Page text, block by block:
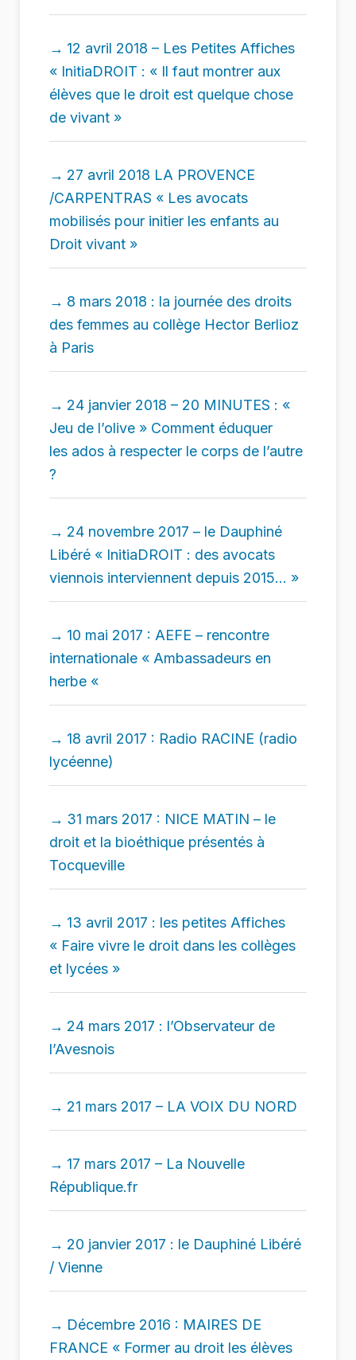
12 avril 2018 – Les Petites Affiches
« InitiaDROIT : « Il faut montrer aux
élèves que le droit est quelque chose
de vivant »
27 avril 2018 LA PROVENCE
/CARPENTRAS « Les avocats
mobilisés pour initier les enfants au
Droit vivant »
8 mars 2018 : la journée des droits
des femmes au collège Hector Berlioz
à Paris
24 janvier 2018 – 20 MINUTES : «
Jeu de l’olive » Comment éduquer
les ados à respecter le corps de l’autre
?
24 novembre 2017 – le Dauphiné
Libéré « InitiaDROIT : des avocats
viennois interviennent depuis 2015… »
10 mai 2017 : AEFE – rencontre
internationale « Ambassadeurs en
herbe «
18 avril 2017 : Radio RACINE (radio
lycéenne)
31 mars 2017 : NICE MATIN – le
droit et la bioéthique présentés à
Tocqueville
13 avril 2017 : les petites Affiches
« Faire vivre le droit dans les collèges
et lycées »
24 mars 2017 : l’Observateur de
l’Avesnois
21 mars 2017 – LA VOIX DU NORD
17 mars 2017 – La Nouvelle
République.fr
20 janvier 2017 : le Dauphiné Libéré
/ Vienne
Décembre 2016 : MAIRES DE
FRANCE « Former au droit les élèves